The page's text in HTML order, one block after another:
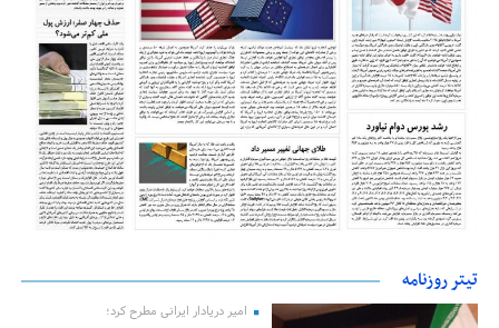
تیتر روزنامه
امیر دریادار ایرانی مطرح کرد؛